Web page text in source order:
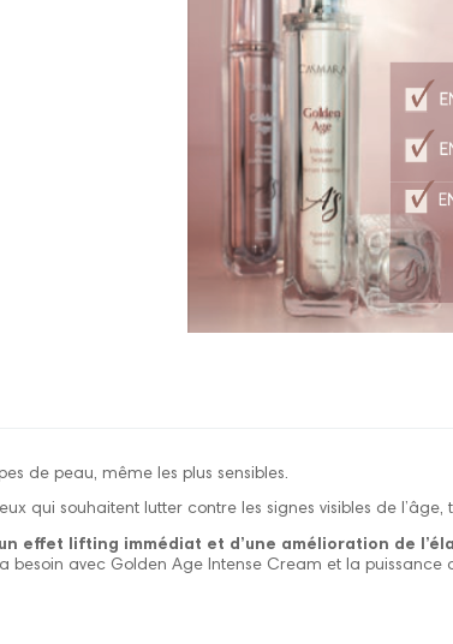
de peau, même les plus sensibles.
qui souhaitent lutter contre les signes visibles de
effet lifting immédiat et d’une amélioration de
besoin avec Golden Age Intense Cream et la puissance